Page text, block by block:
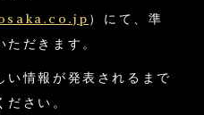
）にて、準
だきます。
い情報が発表されるまで
さい。